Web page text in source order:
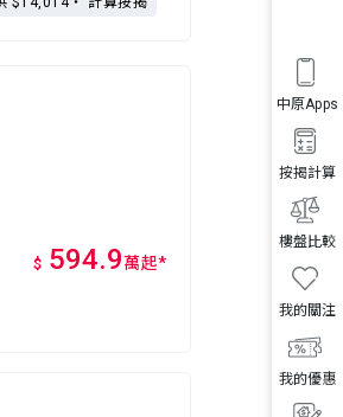
我的優惠
我的關注
樓盤比較
按揭計算
中原Apps
$ 594.9萬起*